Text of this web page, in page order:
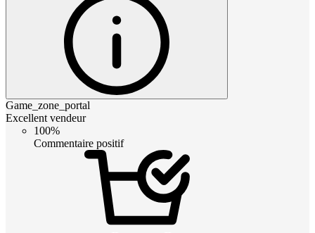
Game_zone_portal
Excellent vendeur
100%
Commentaire positif